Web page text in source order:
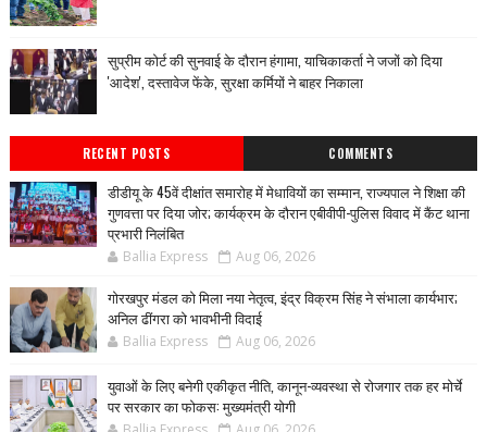
सुप्रीम कोर्ट की सुनवाई के दौरान हंगामा, याचिकाकर्ता ने जजों को दिया
'आदेश', दस्तावेज फेंके, सुरक्षा कर्मियों ने बाहर निकाला
RECENT POSTS COMMENTS
डीडीयू के 45वें दीक्षांत समारोह में मेधावियों का सम्मान, राज्यपाल ने शिक्षा की
गुणवत्ता पर दिया जोर; कार्यक्रम के दौरान एबीवीपी-पुलिस विवाद में कैंट थाना
प्रभारी निलंबित
Ballia Express Aug 06, 2026
गोरखपुर मंडल को मिला नया नेतृत्व, इंद्र विक्रम सिंह ने संभाला कार्यभार;
अनिल ढींगरा को भावभीनी विदाई
Ballia Express Aug 06, 2026
युवाओं के लिए बनेगी एकीकृत नीति, कानून-व्यवस्था से रोजगार तक हर मोर्चे
पर सरकार का फोकस: मुख्यमंत्री योगी